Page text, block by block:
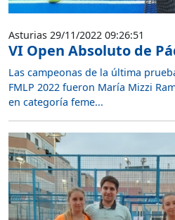
Asturias 29/11/2022 09:26:51
VI Open Absoluto de
Las campeonas de la última
FMLP 2022 fueron María Mizzi
en categoría feme...